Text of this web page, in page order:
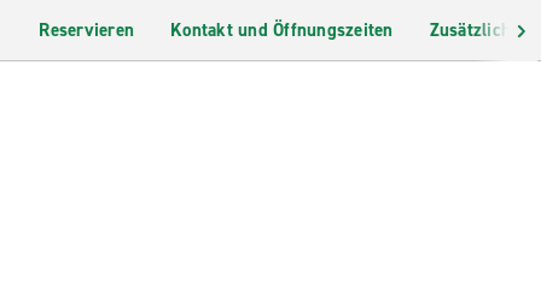
Reservieren Kontakt und Öffnungszeiten Zusätzliche